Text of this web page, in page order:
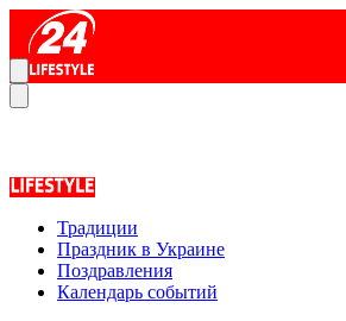
Традиции
Праздник в Украине
Поздравления
Календарь событий